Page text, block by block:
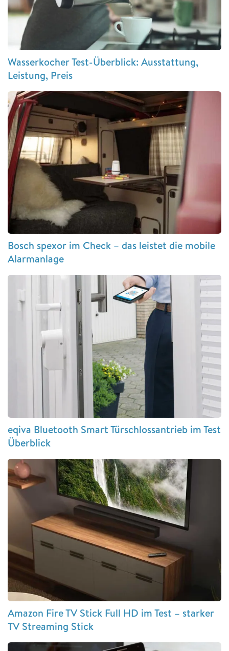
Wasserkocher Test-Überblick: Ausstattung,
Leistung, Preis
Bosch spexor im Check – das leistet die mobile
Alarmanlage
eqiva Bluetooth Smart Türschlossantrieb im Test
Überblick
Amazon Fire TV Stick Full HD im Test – starker
TV Streaming Stick